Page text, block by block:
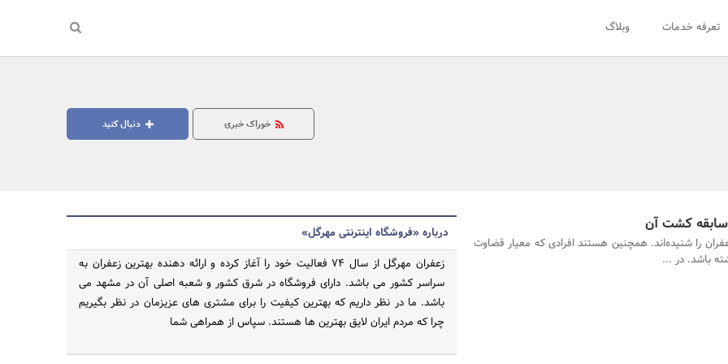
تعرفه خدمات وبلاگ
جستجو
دنبال کنید خوراک خبری
کشت آن
را شنیده‌اند. همچنین هستند افرادی که معیار قضاوت
باشد. در ...
درباره «فروشگاه اینترنتی مهرگل»
زعفران مهرگل از سال 74 فعالیت خود را آغاز کرده و ارائه دهنده بهترین زعفران به
سراسر کشور می باشد. دارای فروشگاه در شرق کشور و شعبه اصلی آن در مشهد می
باشد. ما در نظر داریم که بهترین کیفیت را برای مشتری های عزیزمان در نظر بگیریم
چرا که مردم ایران لایق بهترین ها هستند. سپاس از همراهی شما